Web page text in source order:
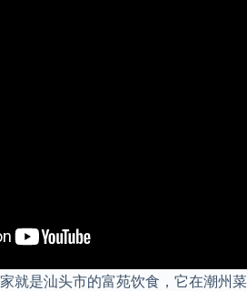
就是汕头市的富苑饮食，它在潮州菜